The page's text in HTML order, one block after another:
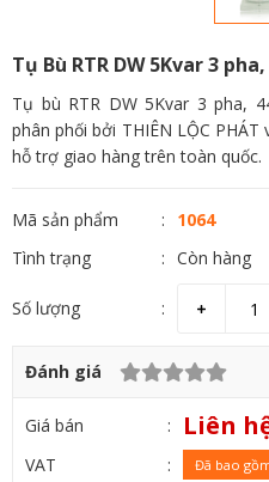
Tụ Bù RTR DW 5Kvar 3
Tụ bù RTR DW 5Kvar 3 pha,
phân phối bởi THIÊN LỘC
hỗ trợ giao hàng trên toàn quốc.
Mã sản phẩm
1064
Tình trạng
Còn hàng
Số lượng
Đánh giá
Giá bán Liên
VAT Đã bao